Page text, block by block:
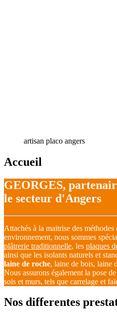
artisan placo angers
Accueil
GEORGES,
le secteur d'Angers
Attachés à la maitrise des
environnement, nous sommes
plâtrerie traditionnelle, les plaques
ainsi que les isolants naturels et
laine de roche, laine de bois, laine
Nous assurons également la pose de
sols et murs, tels que carrelage et
Nos differentes